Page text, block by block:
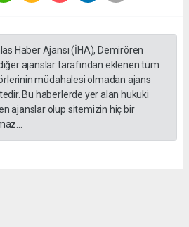
Haber Ajansı (İHA), Demirören
ajanslar tarafından eklenen tüm
müdahalesi olmadan ajans
Bu haberlerde yer alan hukuki
ajanslar olup sitemizin hiç bir